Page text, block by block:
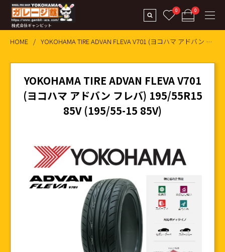
株式会社ギャンビット
0 0
HOME YOKOHAMA TIRE ADVAN FLEVA V701 (ヨコハマ アドバン フレバ) 195/55R15 85V (195/55-1
YOKOHAMA TIRE ADVAN FLEVA V701
(ヨコハマ アドバン フレバ) 195/55R15
85V (195/55-15 85V)